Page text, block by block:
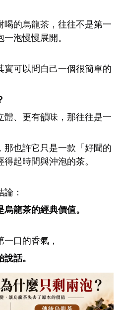
的烏龍茶，往往不是第一
泡慢慢展開。
實可以問自己一個很簡單的
、更有韻味，那往往是一
也許它只是一款「好聞的
起時間與沖泡的茶。
：
龍茶的經典價值。
口的香氣，
話。